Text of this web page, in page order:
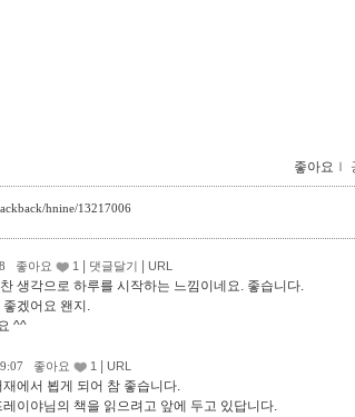
좋아요 ｌ
hnine/13217006
좋아요 1 댓글달기 URL
생각으로 하루를 시작하는 느낌이네요. 좋습니다.
겠어요 왠지.
^^
좋아요 1 URL
에서 뵙게 되어 참 좋습니다.
이야님의 책을 읽으려고 앞에 두고 있답니다.